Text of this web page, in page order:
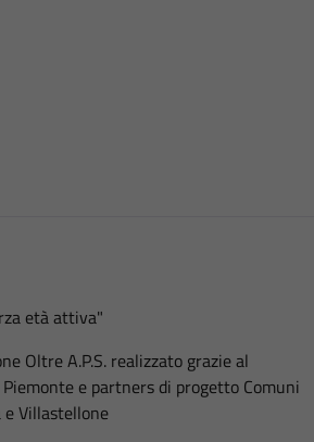
età attiva"
Oltre A.P.S. realizzato grazie al
e partners di progetto Comuni
e Villastellone